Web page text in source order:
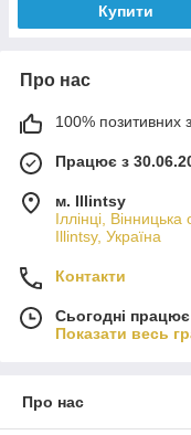
Купити
Про нас
100% позитивних з
Працює з
м. Illintsy
Іллінці,
Illintsy, Україна
Контакти
Сьогодні
Показати весь
Про нас